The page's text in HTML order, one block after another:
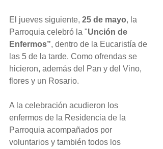
El jueves siguiente, 25 de mayo, la
Parroquia celebró la "Unción de
Enfermos”, dentro de la Eucaristía de
las 5 de la tarde. Como ofrendas se
hicieron, además del Pan y del Vino,
flores y un Rosario.
A la celebración acudieron los
enfermos de la Residencia de la
Parroquia acompañados por
voluntarios y también todos los